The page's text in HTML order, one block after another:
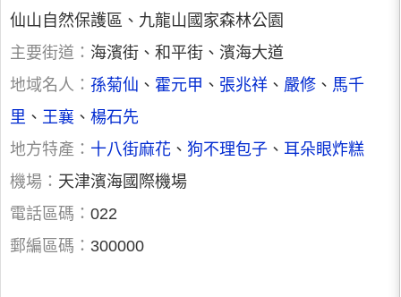
仙山自然保護區、九龍山國家森林公園
主要街道： 海濱街、和平街、濱海大道
地域名人： 孫菊仙 、 霍元甲 、 張兆祥 、 嚴修 、 馬千
里 、 王襄 、 楊石先
地方特產： 十八街麻花 、 狗不理包子 、 耳朵眼炸糕
機場： 天津濱海國際機場
電話區碼： 022
郵編區碼： 300000